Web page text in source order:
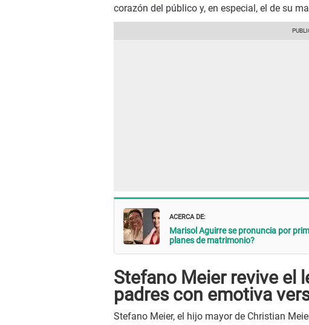
corazón del público y, en especial, el de su
ACERCA DE:
Marisol Aguirre se pronuncia por
planes de matrimonio?
Stefano Meier revive el
padres con emotiva
Stefano Meier, el hijo mayor de Christian